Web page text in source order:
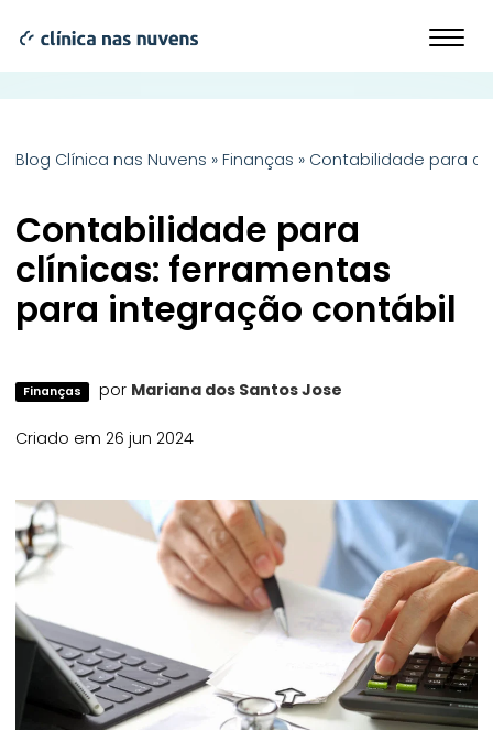
Blog Clínica nas Nuvens » Finanças » Contabilidade para
Contabilidade para
clínicas: ferramentas
para integração contábil
Finanças por Mariana dos Santos Jose
Criado em 26 jun 2024